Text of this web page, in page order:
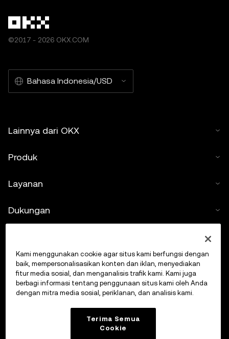
©2017 - 2026 OKX.COM
Bahasa Indonesia/USD
Lainnya dari OKX
Produk
Layanan
Dukungan
Kalkulator kripto
Lakukan Trading
Kami menggunakan cookie agar situs kami berfungsi dengan
baik, mempersonalisasikan konten dan iklan, menyediakan
fitur media sosial, dan menganalisis trafik kami. Kami juga
berbagi informasi tentang penggunaan situs kami oleh Anda
dengan mitra media sosial, periklanan, dan analisis kami.
Terima Semua
Cookie